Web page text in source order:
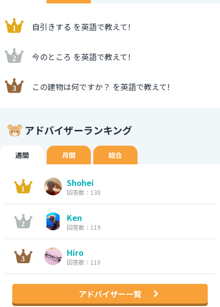
自引きする を英語で教えて!
今のところ を英語で教えて!
この建物は何ですか？ を英語で教えて!
アドバイザーランキング
週間 月間 総合
Shohei
回答数：138
Ken
回答数：119
Hiro
回答数：110
アドバイザー一覧